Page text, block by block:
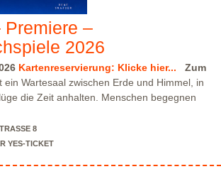
Premiere –
2026
Kartenreservierung: Klicke hier...
Zum
ein Wartesaal zwischen Erde und Himmel, in
die Zeit anhalten. Menschen begegnen
Träumen.
Video:
in der Klingenteichstraße
8
YES-TICKET